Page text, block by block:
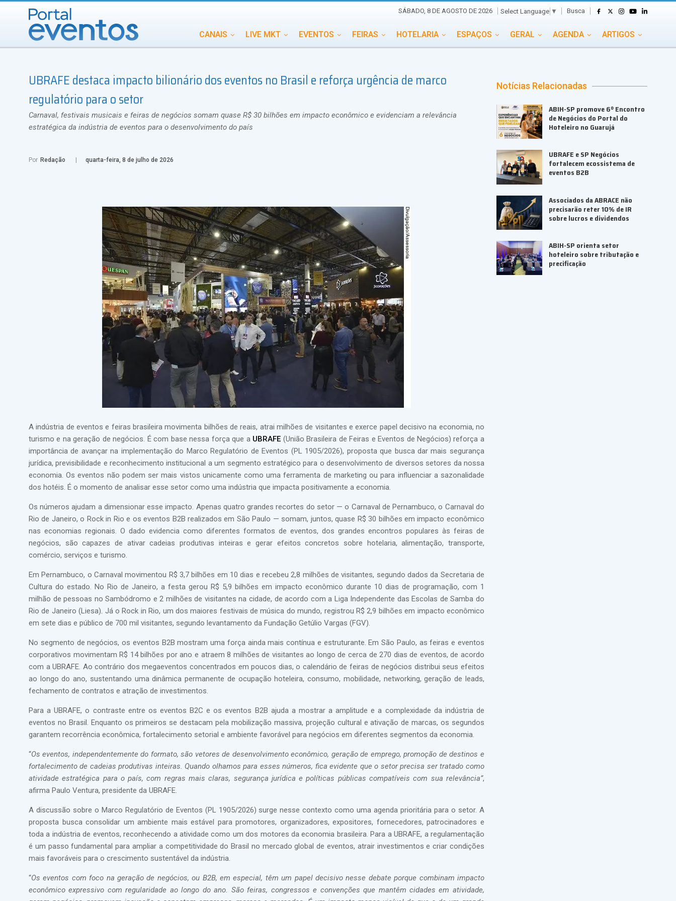
SÁBADO, 8 DE AGOSTO DE 2026 Select Language ▼ Busca
CANAIS LIVE MKT EVENTOS FEIRAS HOTELARIA ESPAÇOS GERAL AGENDA ARTIGOS
INCENTIVOS INTERNACIONAL MEMORIAL DE EVENTOS PERSONALIDADE PORTAL EVENTOS TV TRANSPORTES
TURISMO VAI E VEM
UBRAFE destaca impacto bilionário dos eventos no Brasil e reforça urgência de marco
regulatório para o setor
Carnaval, festivais musicais e feiras de negócios somam quase R$ 30 bilhões em impacto econômico e evidenciam a relevância
estratégica da indústria de eventos para o desenvolvimento do país
Por Redação quarta-feira, 8 de julho de 2026
A indústria de eventos e feiras brasileira movimenta bilhões de reais, atrai milhões de visitantes e exerce papel decisivo na economia, no
turismo e na geração de negócios. É com base nessa força que a UBRAFE (União Brasileira de Feiras e Eventos de Negócios) reforça a
importância de avançar na implementação do Marco Regulatório de Eventos (PL 1905/2026), proposta que busca dar mais segurança
jurídica, previsibilidade e reconhecimento institucional a um segmento estratégico para o desenvolvimento de diversos setores da nossa
economia. Os eventos não podem ser mais vistos unicamente como uma ferramenta de marketing ou para influenciar a sazonalidade
dos hotéis. É o momento de analisar esse setor como uma indústria que impacta positivamente a economia.
Os números ajudam a dimensionar esse impacto. Apenas quatro grandes recortes do setor — o Carnaval de Pernambuco, o Carnaval do
Rio de Janeiro, o Rock in Rio e os eventos B2B realizados em São Paulo — somam, juntos, quase R$ 30 bilhões em impacto econômico
nas economias regionais. O dado evidencia como diferentes formatos de eventos, dos grandes encontros populares às feiras de
negócios, são capazes de ativar cadeias produtivas inteiras e gerar efeitos concretos sobre hotelaria, alimentação, transporte,
comércio, serviços e turismo.
Em Pernambuco, o Carnaval movimentou R$ 3,7 bilhões em 10 dias e recebeu 2,8 milhões de visitantes, segundo dados da Secretaria de
Cultura do estado. No Rio de Janeiro, a festa gerou R$ 5,9 bilhões em impacto econômico durante 10 dias de programação, com 1
milhão de pessoas no Sambódromo e 2 milhões de visitantes na cidade, de acordo com a Liga Independente das Escolas de Samba do
Rio de Janeiro (Liesa). Já o Rock in Rio, um dos maiores festivais de música do mundo, registrou R$ 2,9 bilhões em impacto econômico
em sete dias e público de 700 mil visitantes, segundo levantamento da Fundação Getúlio Vargas (FGV).
No segmento de negócios, os eventos B2B mostram uma força ainda mais contínua e estruturante. Em São Paulo, as feiras e eventos
corporativos movimentam R$ 14 bilhões por ano e atraem 8 milhões de visitantes ao longo de cerca de 270 dias de eventos, de acordo
com a UBRAFE. Ao contrário dos megaeventos concentrados em poucos dias, o calendário de feiras de negócios distribui seus efeitos
ao longo do ano, sustentando uma dinâmica permanente de ocupação hoteleira, consumo, mobilidade, networking, geração de leads,
fechamento de contratos e atração de investimentos.
Para a UBRAFE, o contraste entre os eventos B2C e os eventos B2B ajuda a mostrar a amplitude e a complexidade da indústria de
eventos no Brasil. Enquanto os primeiros se destacam pela mobilização massiva, projeção cultural e ativação de marcas, os segundos
garantem recorrência econômica, fortalecimento setorial e ambiente favorável para negócios em diferentes segmentos da economia.
“Os eventos, independentemente do formato, são vetores de desenvolvimento econômico, geração de emprego, promoção de destinos e
fortalecimento de cadeias produtivas inteiras. Quando olhamos para esses números, fica evidente que o setor precisa ser tratado como
atividade estratégica para o país, com regras mais claras, segurança jurídica e políticas públicas compatíveis com sua relevância”,
afirma Paulo Ventura, presidente da UBRAFE.
A discussão sobre o Marco Regulatório de Eventos (PL 1905/2026) surge nesse contexto como uma agenda prioritária para o setor. A
proposta busca consolidar um ambiente mais estável para promotores, organizadores, expositores, fornecedores, patrocinadores e
toda a indústria de eventos, reconhecendo a atividade como um dos motores da economia brasileira. Para a UBRAFE, a regulamentação
é um passo fundamental para ampliar a competitividade do Brasil no mercado global de eventos, atrair investimentos e criar condições
mais favoráveis para o crescimento sustentável da indústria.
“Os eventos com foco na geração de negócios, ou B2B, em especial, têm um papel decisivo nesse debate porque combinam impacto
econômico expressivo com regularidade ao longo do ano. São feiras, congressos e convenções que mantêm cidades em atividade,
Notícias Relacionadas
ABIH-SP promove 6º Encontro
de Negócios do Portal do
Hoteleiro no Guarujá
UBRAFE e SP Negócios
fortalecem ecossistema de
eventos B2B
Associados da ABRACE não
precisarão reter 10% de IR
sobre lucros e dividendos
ABIH-SP orienta setor
hoteleiro sobre tributação e
precificação